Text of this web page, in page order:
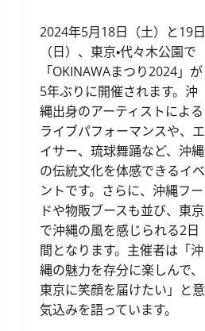
2024年5月18日（土）と19日
（日）、東京・代々木公園で
「OKINAWAまつり2024」が
5年ぶりに開催されます。沖
縄出身のアーティストによる
ライブパフォーマンスや、エ
イサー、琉球舞踊など、沖縄
の伝統文化を体感できるイベ
ントです。さらに、沖縄フー
ドや物販ブースも並び、東京
で沖縄の風を感じられる2日
間となります。主催者は「沖
縄の魅力を存分に楽しんで、
東京に笑顔を届けたい」と意
気込みを語っています。